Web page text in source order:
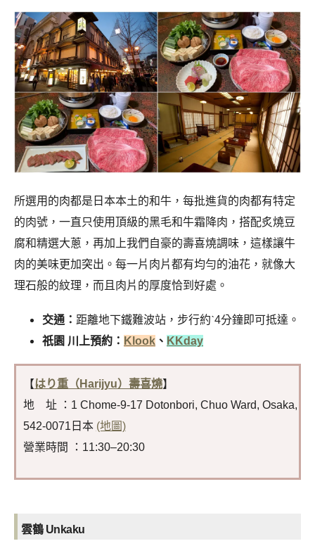
所選用的肉都是日本本土的和牛，每批進貨的肉都有特定
的肉號，一直只使用頂級的黑毛和牛霜降肉，搭配炙燒豆
腐和精選大蔥，再加上我們自豪的壽喜燒調味，這樣讓牛
肉的美味更加突出。每一片肉片都有均勻的油花，就像大
理石般的紋理，而且肉片的厚度恰到好處。
交通： 距離地下鐵難波站，步行約ˋ4分鐘即可抵達。
祇園 川上預約： Klook 、 KKday
【はり重（Harijyu）壽喜燒】
地 址 ：1 Chome-9-17 Dotonbori, Chuo Ward, Osaka,
542-0071日本 (地圖)
營業時間 ：11:30–20:30
雲鶴 Unkaku